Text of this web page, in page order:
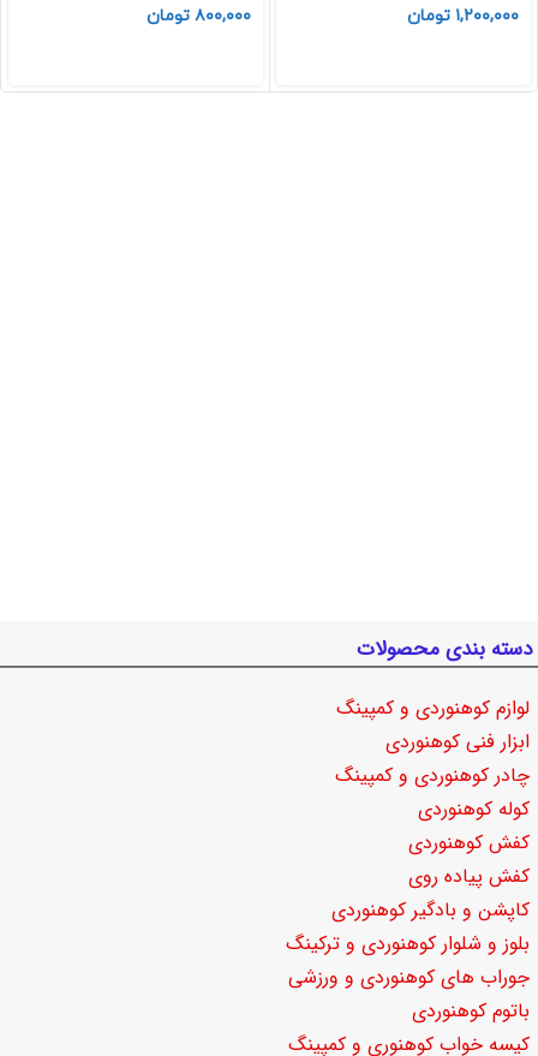
۱,۲۰۰,۰۰۰ تومان ۸۰۰,۰۰۰ تومان
دسته بندی محصولات
لوازم کوهنوردی و کمپینگ
ابزار فنی کوهنوردی
چادر کوهنوردی و کمپینگ
کوله کوهنوردی
کفش کوهنوردی
کفش پیاده روی
کاپشن و بادگیر کوهنوردی
بلوز و شلوار کوهنوردی و ترکینگ
جوراب های کوهنوردی و ورزشی
باتوم کوهنوردی
کیسه خواب کوهنوری و کمپینگ